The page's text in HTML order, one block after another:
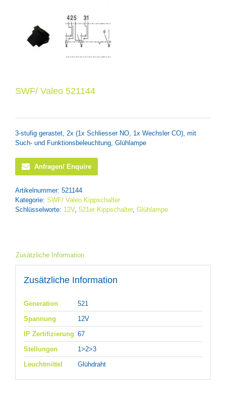
SWF/ Valeo 521144
3-stufig gerastet, 2x (1x Schliesser NO, 1x Wechsler CO), mit
Such- und Funktionsbeleuchtung, Glühlampe
Anfragen/ Enquire
Artikelnummer: 521144
Kategorie: SWF/ Valeo Kippschalter
Schlüsselworte: 12V, 521er Kippschalter, Glühlampe
Zusätzliche Information
Zusätzliche Information
Generation
521
Spannung
12V
IP Zertifizierung 67
Stellungen
1>2>3
Leuchtmittel
Glühdraht